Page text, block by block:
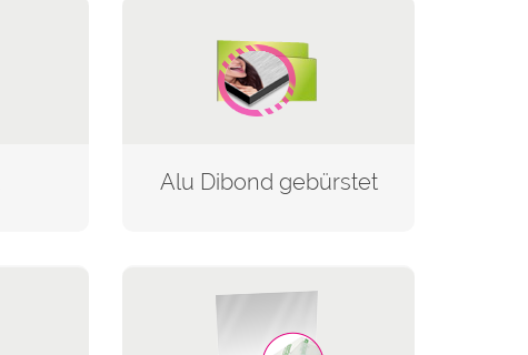
Alu Dibond gebürstet